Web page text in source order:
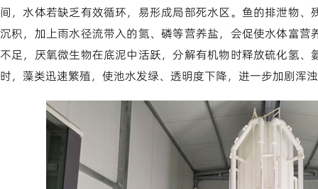
间，水体若缺乏有效循环，易形成局部死水区。鱼的排泄物
沉积，加上雨水径流带入的氮、磷等营养盐，会促使水体富
不足，厌氧微生物在底泥中活跃，分解有机物时释放硫化氢
时，藻类迅速繁殖，使池水发绿、透明度下降，进一步加剧浑